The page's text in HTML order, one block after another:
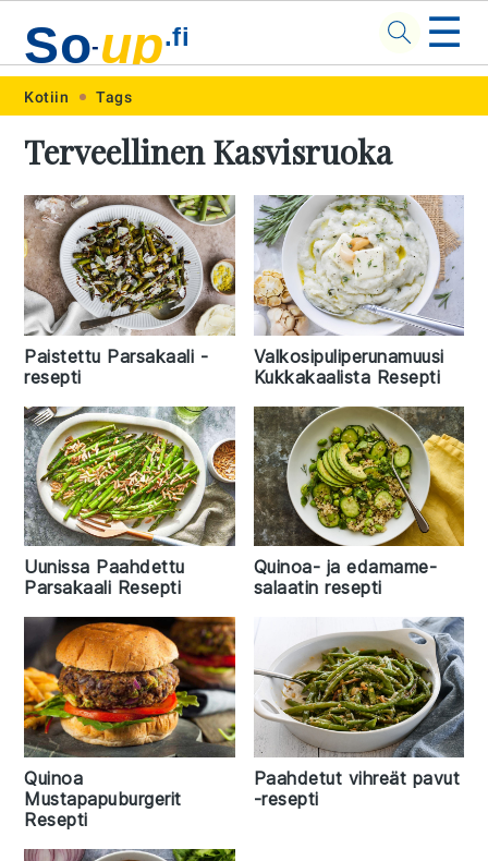
Skip
primary
navigation
Skip
main
content
Skip
primary
sidebar
Skip
footer
So-up.fi ☰
Kotiin Tags
Terveellinen Kasvisruoka
Paistettu Parsakaali -
resepti
Valkosipuliperunamuusi
Kukkakaalista Resepti
Uunissa Paahdettu
Parsakaali Resepti
Quinoa- ja edamame-
salaatin resepti
Quinoa
Mustapapuburgerit
Resepti
Paahdetut vihreät pavut
-resepti